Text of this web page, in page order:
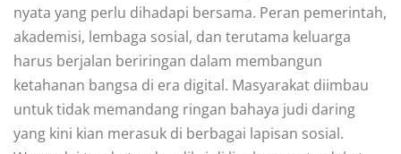
nyata yang perlu dihadapi bersama. Peran pemerintah,
akademisi, lembaga sosial, dan terutama keluarga
harus berjalan beriringan dalam membangun
ketahanan bangsa di era digital. Masyarakat diimbau
untuk tidak memandang ringan bahaya judi daring
yang kini kian merasuk di berbagai lapisan sosial.